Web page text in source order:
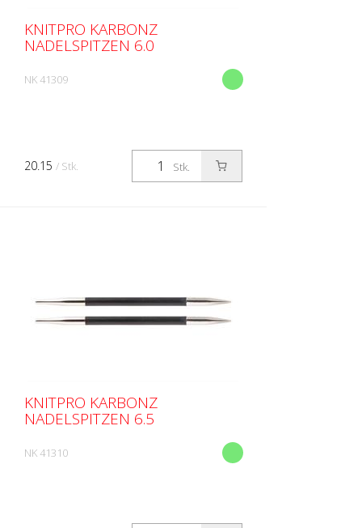
KNITPRO KARBONZ
NADELSPITZEN 6.0
NK 41309
Stk.
20.15 / Stk.
KNITPRO KARBONZ
NADELSPITZEN 6.5
NK 41310